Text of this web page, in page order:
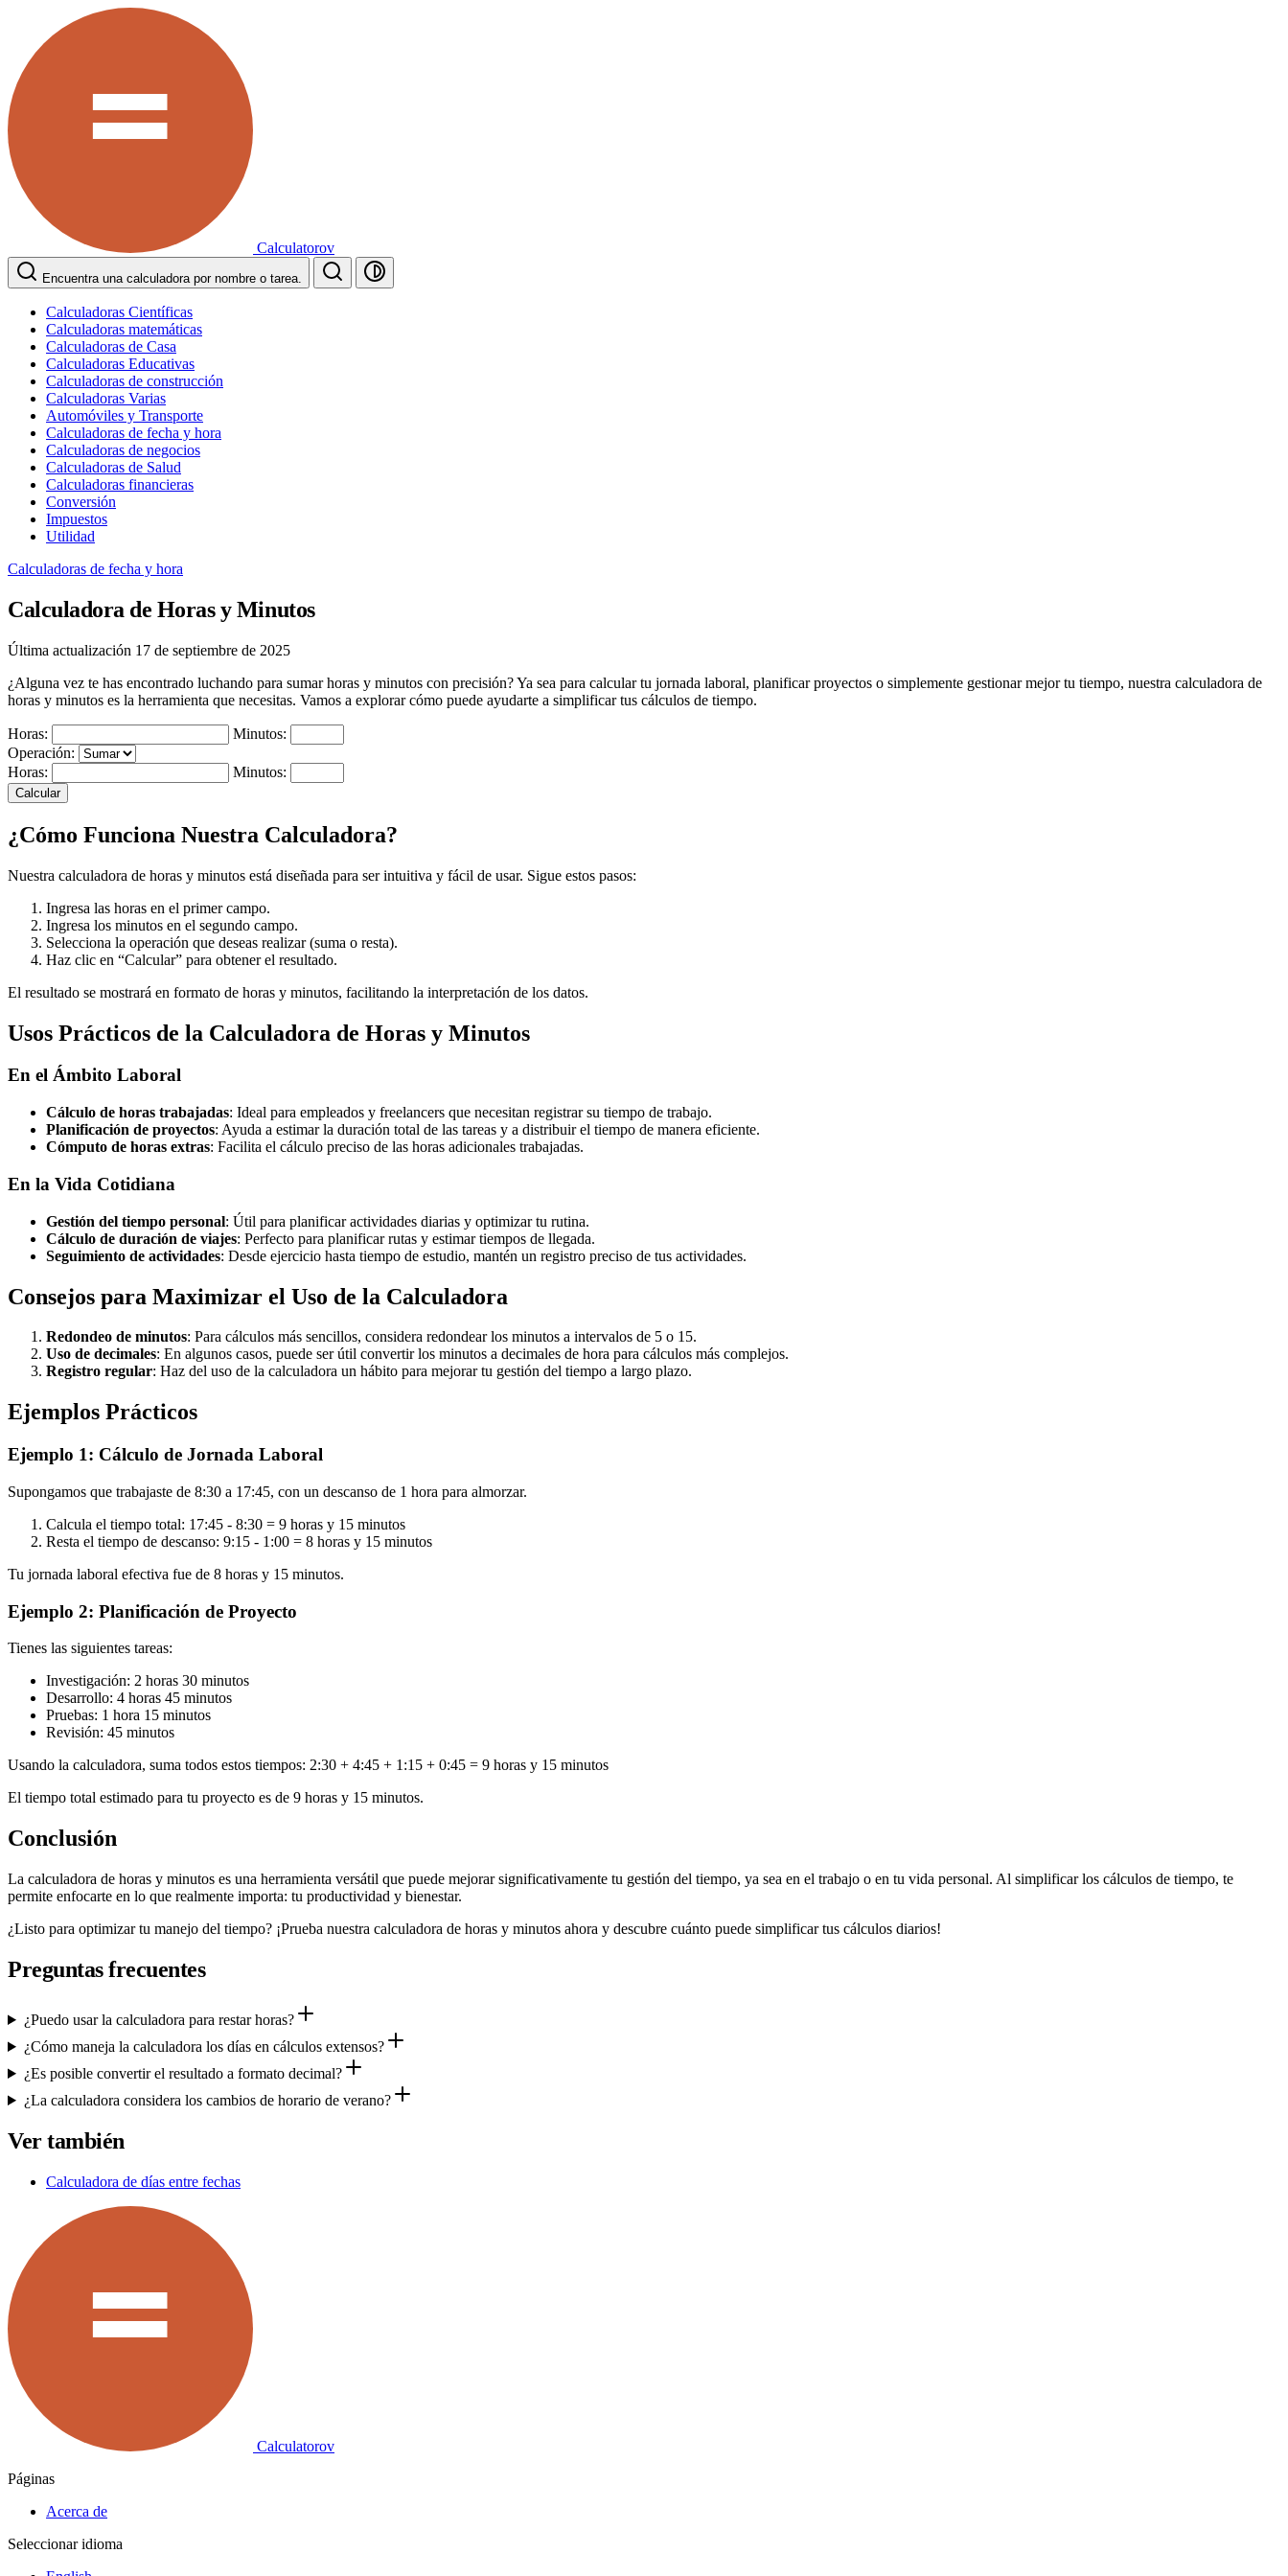
Calculatorov
Encuentra una calculadora por nombre o tarea.
Calculadoras Científicas
Calculadoras matemáticas
Calculadoras de Casa
Calculadoras Educativas
Calculadoras de construcción
Calculadoras Varias
Automóviles y Transporte
Calculadoras de fecha y hora
Calculadoras de negocios
Calculadoras de Salud
Calculadoras financieras
Conversión
Impuestos
Utilidad
Calculadoras de fecha y hora
Calculadora de Horas y Minutos
Última actualización 17 de septiembre de 2025
¿Alguna vez te has encontrado luchando para sumar horas y minutos con precisión? Ya sea para calcular tu jornada laboral, planificar proyectos o simplemente gestionar mejor tu tiempo, nuestra calculadora de
horas y minutos es la herramienta que necesitas. Vamos a explorar cómo puede ayudarte a simplificar tus cálculos de tiempo.
Horas:
Minutos:
Operación:
Horas:
Minutos:
Calcular
¿Cómo Funciona Nuestra Calculadora?
Nuestra calculadora de horas y minutos está diseñada para ser intuitiva y fácil de usar. Sigue estos pasos:
Ingresa las horas en el primer campo.
Ingresa los minutos en el segundo campo.
Selecciona la operación que deseas realizar (suma o resta).
Haz clic en “Calcular” para obtener el resultado.
El resultado se mostrará en formato de horas y minutos, facilitando la interpretación de los datos.
Usos Prácticos de la Calculadora de Horas y Minutos
En el Ámbito Laboral
Cálculo de horas trabajadas: Ideal para empleados y freelancers que necesitan registrar su tiempo de trabajo.
Planificación de proyectos: Ayuda a estimar la duración total de las tareas y a distribuir el tiempo de manera eficiente.
Cómputo de horas extras: Facilita el cálculo preciso de las horas adicionales trabajadas.
En la Vida Cotidiana
Gestión del tiempo personal: Útil para planificar actividades diarias y optimizar tu rutina.
Cálculo de duración de viajes: Perfecto para planificar rutas y estimar tiempos de llegada.
Seguimiento de actividades: Desde ejercicio hasta tiempo de estudio, mantén un registro preciso de tus actividades.
Consejos para Maximizar el Uso de la Calculadora
Redondeo de minutos: Para cálculos más sencillos, considera redondear los minutos a intervalos de 5 o 15.
Uso de decimales: En algunos casos, puede ser útil convertir los minutos a decimales de hora para cálculos más complejos.
Registro regular: Haz del uso de la calculadora un hábito para mejorar tu gestión del tiempo a largo plazo.
Ejemplos Prácticos
Ejemplo 1: Cálculo de Jornada Laboral
Supongamos que trabajaste de 8:30 a 17:45, con un descanso de 1 hora para almorzar.
Calcula el tiempo total: 17:45 - 8:30 = 9 horas y 15 minutos
Resta el tiempo de descanso: 9:15 - 1:00 = 8 horas y 15 minutos
Tu jornada laboral efectiva fue de 8 horas y 15 minutos.
Ejemplo 2: Planificación de Proyecto
Tienes las siguientes tareas:
Investigación: 2 horas 30 minutos
Desarrollo: 4 horas 45 minutos
Pruebas: 1 hora 15 minutos
Revisión: 45 minutos
Usando la calculadora, suma todos estos tiempos: 2:30 + 4:45 + 1:15 + 0:45 = 9 horas y 15 minutos
El tiempo total estimado para tu proyecto es de 9 horas y 15 minutos.
Conclusión
La calculadora de horas y minutos es una herramienta versátil que puede mejorar significativamente tu gestión del tiempo, ya sea en el trabajo o en tu vida personal. Al simplificar los cálculos de tiempo, te
permite enfocarte en lo que realmente importa: tu productividad y bienestar.
¿Listo para optimizar tu manejo del tiempo? ¡Prueba nuestra calculadora de horas y minutos ahora y descubre cuánto puede simplificar tus cálculos diarios!
Preguntas frecuentes
¿Puedo usar la calculadora para restar horas?
¿Cómo maneja la calculadora los días en cálculos extensos?
¿Es posible convertir el resultado a formato decimal?
¿La calculadora considera los cambios de horario de verano?
Ver también
Calculadora de días entre fechas
Calculatorov
Páginas
Acerca de
Seleccionar idioma